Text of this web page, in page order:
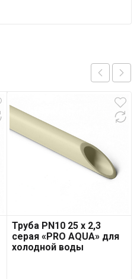
Труба PN10 25 x 2,3
серая «PRO AQUA» для
холодной воды